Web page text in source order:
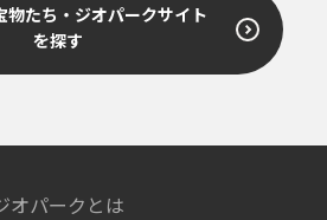
物たち・ジオパークサイト
を探す
オパークとは